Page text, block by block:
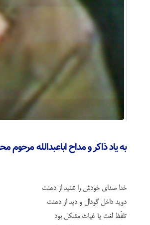
به یاد ذاکر و مداح اباعبدالله
خدا صدای خودش را شنید از دهنت
دوید داخل گودال و دید از دهنت
تلفّظ لغت یا غیاث مشکل بود